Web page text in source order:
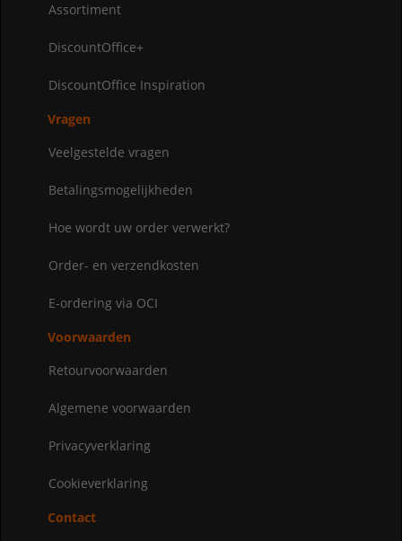
Assortiment
DiscountOffice+
DiscountOffice Inspiration
Vragen
Veelgestelde vragen
Betalingsmogelijkheden
Hoe wordt uw order verwerkt?
Order- en verzendkosten
E-ordering via OCI
Voorwaarden
Retourvoorwaarden
Algemene voorwaarden
Privacyverklaring
Cookieverklaring
Contact